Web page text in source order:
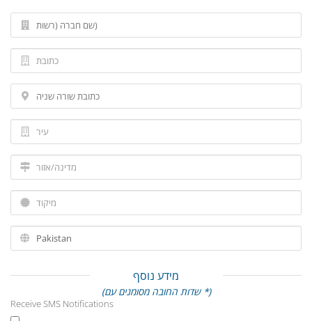
מידע נוסף
(שדות החובה מסומנים עם *)
Receive SMS Notifications